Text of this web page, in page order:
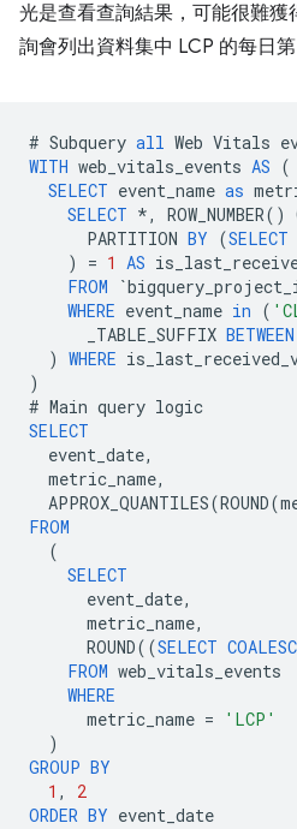
光是查看查詢結果，可能很難
詢會列出資料集中 LCP 的每日第
# Subquery all Web Vitals
WITH web_vitals_events AS (
SELECT event_name as
SELECT *, ROW_NUMBER()
PARTITION BY (SELECT
)
= 1 AS
FROM
`
WHERE event_name in (
_TABLE_SUFFIX BETWEEN
) WHERE
)
# Main query logic
SELECT
event_date,
metric_name,
APPROX_QUANTILES(ROUND(
FROM
(
SELECT
event_date,
metric_name,
ROUND((SELECT
FROM web_vitals_events
WHERE
metric_name =
'LCP'
)
GROUP BY
1 ,
2
ORDER BY event_date